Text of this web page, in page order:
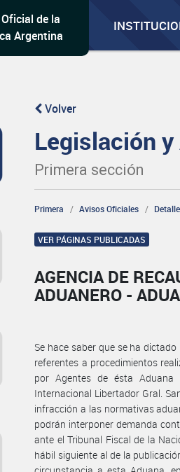
de la
Argentina
Volver
Legislación
Primera sección
Primera Avisos Oficiales Detalle
VER PÁGINAS PUBLICADAS
AGENCIA DE
ADUANERO -
Se hace saber que se ha
referentes a procedimientos
por Agentes de ésta Aduana
Internacional Libertador Gral.
infracción a las normativas
podrán interponer demanda
ante el Tribunal Fiscal de la
hábil siguiente al de la